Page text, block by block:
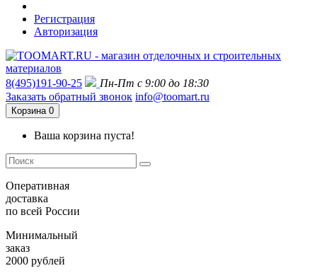
Регистрация
Авторизация
8(495)191-90-25
Пн-Пт с 9:00 до 18:30
Заказать обратный звонок info@toomart.ru
Корзина 0
Ваша корзина пуста!
Оперативная
доставка
по всей России
Минимальный
заказ
2000 рублей